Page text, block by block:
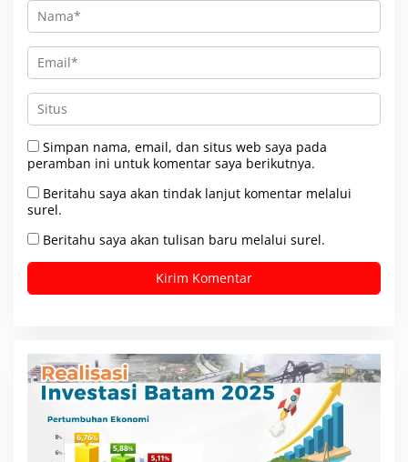
Simpan nama, email, dan situs web saya pada
peramban ini untuk komentar saya berikutnya.
Beritahu saya akan tindak lanjut komentar melalui
surel.
Beritahu saya akan tulisan baru melalui surel.